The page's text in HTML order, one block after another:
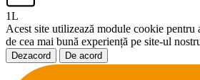
1L
Acest site utilizează module cookie pentru
de cea mai bună experiență pe site-ul
Dezacord De acord